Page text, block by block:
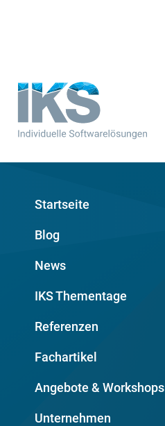
Startseite
Blog
News
IKS Thementage
Referenzen
Fachartikel
Angebote & Workshops
Unternehmen